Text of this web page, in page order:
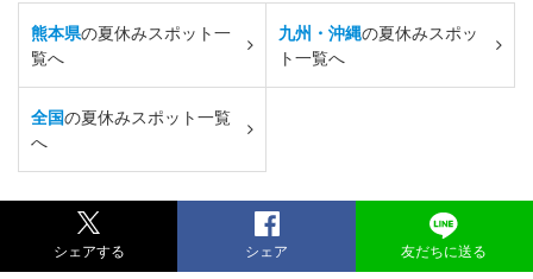
熊本県の夏休みスポット一
覧へ
九州・沖縄の夏休みスポッ
ト一覧へ
全国の夏休みスポット一覧
へ
シェアする シェア 友だちに送る